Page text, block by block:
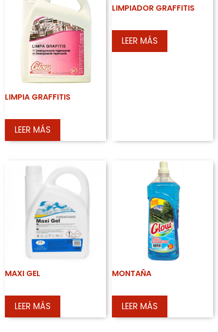
LIMPIA GRAFFITIS
LEER MÁS
LIMPIADOR GRAFFITIS
LEER MÁS
MAXI GEL
LEER MÁS
MONTAÑA
LEER MÁS